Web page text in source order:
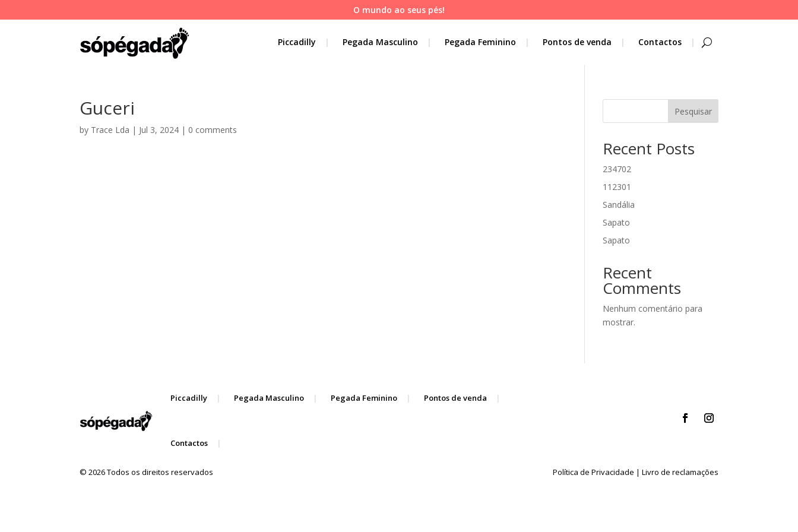
O mundo ao seus pés!
Piccadilly Pegada Masculino Pegada Feminino Pontos de venda Contactos
Guceri
by Trace Lda | Jul 3, 2024 | 0 comments
Pesquisar
Recent Posts
234702
112301
Sandália
Sapato
Sapato
Recent
Comments
Nenhum comentário para
mostrar.
Piccadilly Pegada Masculino Pegada Feminino Pontos de venda
Contactos
© 2026 Todos os direitos reservados Política de Privacidade | Livro de reclamações